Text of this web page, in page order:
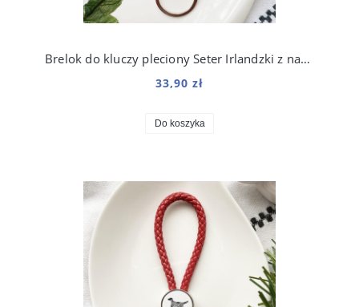
Brelok do kluczy pleciony Seter Irlandzki z nadrukiem Art
33,90 zł
Do koszyka